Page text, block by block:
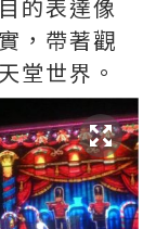
的表達像
，帶著觀
堂世界。